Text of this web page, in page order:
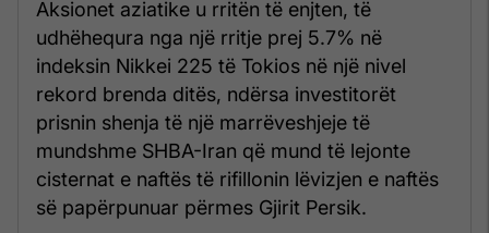
Aksionet aziatike u rritën të enjten, të
udhëhequra nga një rritje prej 5.7% në
indeksin Nikkei 225 të Tokios në një nivel
rekord brenda ditës, ndërsa investitorët
prisnin shenja të një marrëveshjeje të
mundshme SHBA-Iran që mund të lejonte
cisternat e naftës të rifillonin lëvizjen e naftës
së papërpunuar përmes Gjirit Persik.